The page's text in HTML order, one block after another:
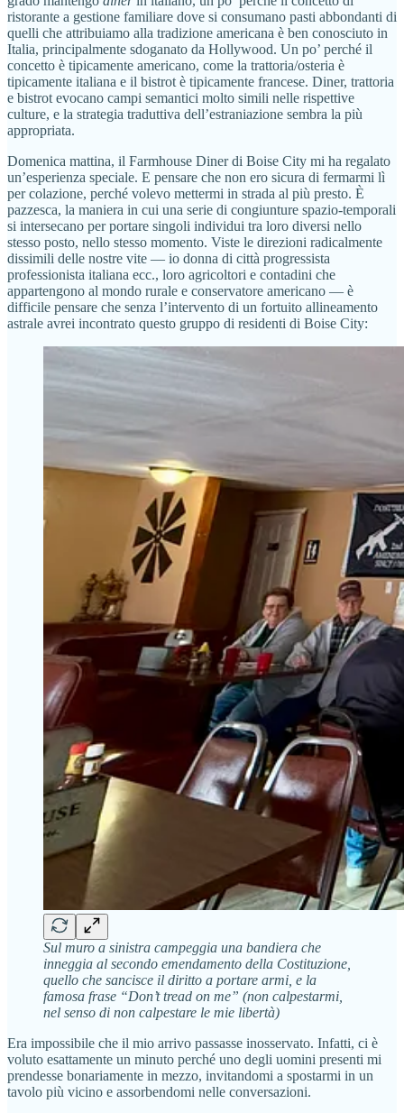
ristorante a gestione familiare dove si consumano pasti abbondanti di
quelli che attribuiamo alla tradizione americana è ben conosciuto in
Italia, principalmente sdoganato da Hollywood. Un po’ perché il
concetto è tipicamente americano, come la trattoria/osteria è
tipicamente italiana e il bistrot è tipicamente francese. Diner, trattoria
e bistrot evocano campi semantici molto simili nelle rispettive
culture, e la strategia traduttiva dell’estraniazione sembra la più
appropriata.
Domenica mattina, il Farmhouse Diner di Boise City mi ha regalato
un’esperienza speciale. E pensare che non ero sicura di fermarmi lì
per colazione, perché volevo mettermi in strada al più presto. È
pazzesca, la maniera in cui una serie di congiunture spazio-temporali
si intersecano per portare singoli individui tra loro diversi nello
stesso posto, nello stesso momento. Viste le direzioni radicalmente
dissimili delle nostre vite — io donna di città progressista
professionista italiana ecc., loro agricoltori e contadini che
appartengono al mondo rurale e conservatore americano — è
difficile pensare che senza l’intervento di un fortuito allineamento
astrale avrei incontrato questo gruppo di residenti di Boise City:
Sul muro a sinistra campeggia una bandiera che
inneggia al secondo emendamento della Costituzione,
quello che sancisce il diritto a portare armi, e la
famosa frase “Don’t tread on me” (non calpestarmi,
nel senso di non calpestare le mie libertà)
Era impossibile che il mio arrivo passasse inosservato. Infatti, ci è
voluto esattamente un minuto perché uno degli uomini presenti mi
prendesse bonariamente in mezzo, invitandomi a spostarmi in un
tavolo più vicino e assorbendomi nelle conversazioni.